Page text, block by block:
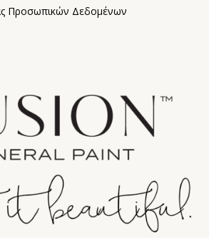
Προσωπικών Δεδομένων